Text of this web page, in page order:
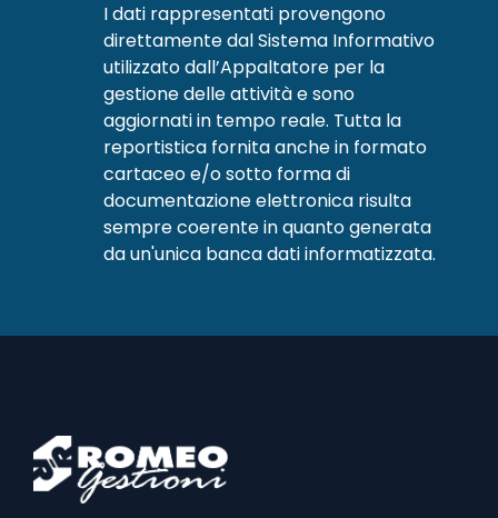
I dati rappresentati provengono
direttamente dal Sistema Informativo
utilizzato dall’Appaltatore per la
gestione delle attività e sono
aggiornati in tempo reale. Tutta la
reportistica fornita anche in formato
cartaceo e/o sotto forma di
documentazione elettronica risulta
sempre coerente in quanto generata
da un'unica banca dati informatizzata.